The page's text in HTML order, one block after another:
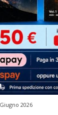
2026